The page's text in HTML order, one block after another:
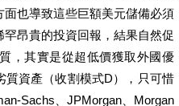
也導致這些巨額美元儲備必須
昂貴的投資回報，結果自然促
，其實是從超低價獲取外國優
質資產（收割模式D），只可惜
Sachs、JPMorgan、Morgan